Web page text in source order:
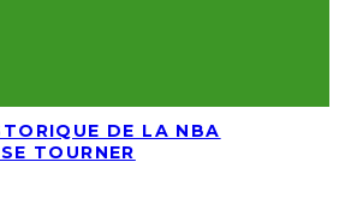
DE LA NBA
TOURNER